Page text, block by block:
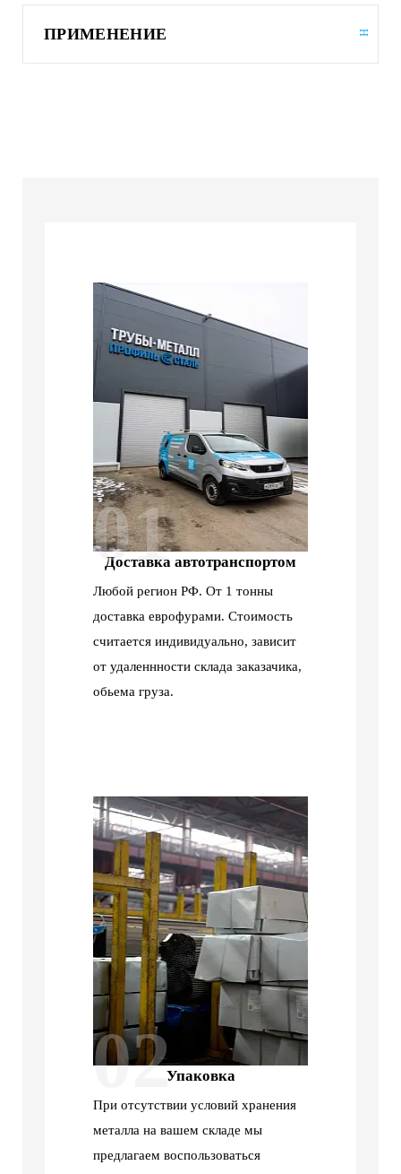
ПРИМЕНЕНИЕ
01
Доставка автотранспортом
Любой регион РФ. От 1 тонны
доставка еврофурами. Стоимость
считается индивидуально, зависит
от удаленнности склада заказачика,
обьема груза.
02Упаковка
При отсутствии условий хранения
металла на вашем складе мы
предлагаем воспользоваться